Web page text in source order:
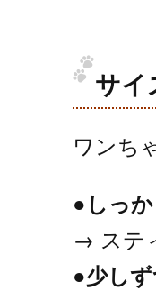
サイ
ワンち
●しっ
→ ステ
●少し